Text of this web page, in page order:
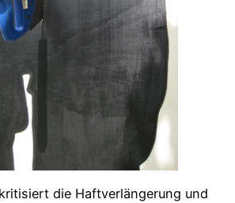
die Haftverlängerung und